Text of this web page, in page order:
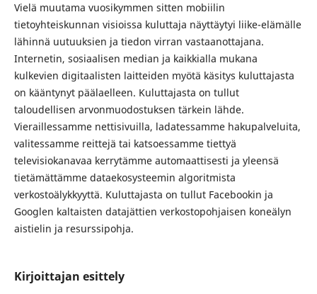
Vielä muutama vuosikymmen sitten mobiilin
tietoyhteiskunnan visioissa kuluttaja näyttäytyi liike-elämälle
lähinnä uutuuksien ja tiedon virran vastaanottajana.
Internetin, sosiaalisen median ja kaikkialla mukana
kulkevien digitaalisten laitteiden myötä käsitys kuluttajasta
on kääntynyt päälaelleen. Kuluttajasta on tullut
taloudellisen arvonmuodostuksen tärkein lähde.
Vieraillessamme nettisivuilla, ladatessamme hakupalveluita,
valitessamme reittejä tai katsoessamme tiettyä
televisiokanavaa kerrytämme automaattisesti ja yleensä
tietämättämme dataekosysteemin algoritmista
verkostoälykkyyttä. Kuluttajasta on tullut Facebookin ja
Googlen kaltaisten datajättien verkostopohjaisen koneälyn
aistielin ja resurssipohja.
Kirjoittajan esittely